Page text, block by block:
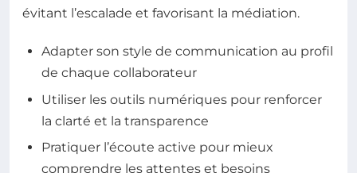
évitant l’escalade et favorisant la médiation.
Adapter son style de communication au profil
de chaque collaborateur
Utiliser les outils numériques pour renforcer
la clarté et la transparence
Pratiquer l’écoute active pour mieux
comprendre les attentes et besoins